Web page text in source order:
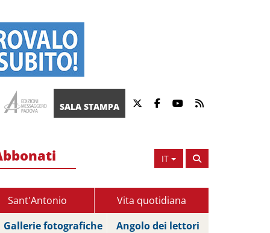
SALA STAMPA
IT
Sant'Antonio
Vita quotidiana
Gallerie fotografiche
Angolo dei lettori